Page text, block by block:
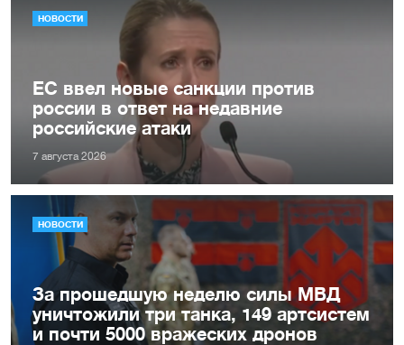
НОВОСТИ
ЕС ввел новые санкции против
россии в ответ на недавние
российские атаки
7 августа 2026
НОВОСТИ
За прошедшую неделю силы МВД
уничтожили три танка, 149 артсистем
и почти 5000 вражеских дронов